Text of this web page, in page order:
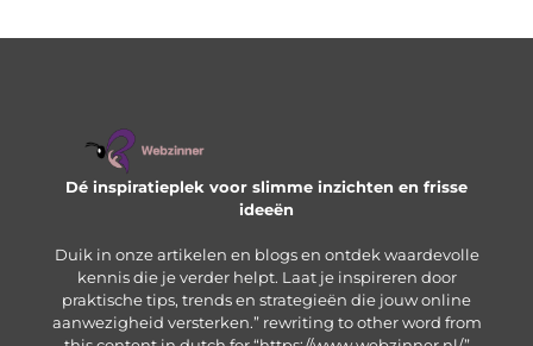
Dé inspiratieplek voor slimme inzichten en frisse
ideeën
Duik in onze artikelen en blogs en ontdek waardevolle
kennis die je verder helpt. Laat je inspireren door
praktische tips, trends en strategieën die jouw online
aanwezigheid versterken.” rewriting to other word from